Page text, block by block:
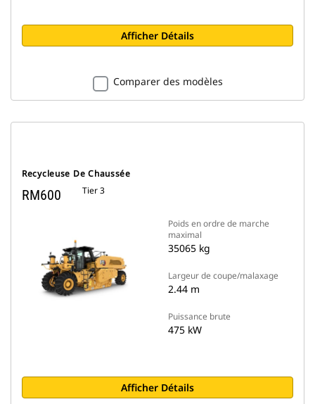
Afficher Détails
Comparer des modèles
Recycleuse De Chaussée
RM600 Tier 3
Poids en ordre de marche
maximal
35065 kg
Largeur de coupe/malaxage
2.44 m
Puissance brute
475 kW
Afficher Détails